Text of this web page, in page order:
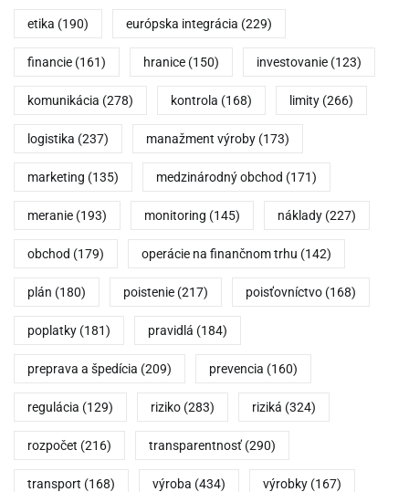
etika (190) európska integrácia (229)
financie (161) hranice (150) investovanie (123)
komunikácia (278) kontrola (168) limity (266)
logistika (237) manažment výroby (173)
marketing (135) medzinárodný obchod (171)
meranie (193) monitoring (145) náklady (227)
obchod (179) operácie na finančnom trhu (142)
plán (180) poistenie (217) poisťovníctvo (168)
poplatky (181) pravidlá (184)
preprava a špedícia (209) prevencia (160)
regulácia (129) riziko (283) riziká (324)
rozpočet (216) transparentnosť (290)
transport (168) výroba (434) výrobky (167)